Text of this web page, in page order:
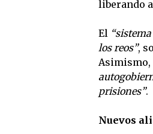
liberando
El
los reos”,
Asimismo,
prisiones”.
Nuevos